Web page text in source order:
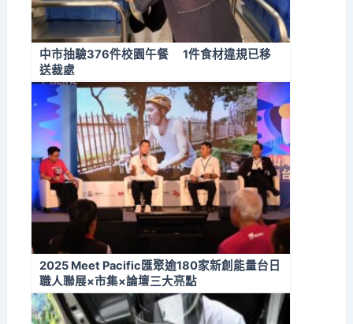
中市抽驗376件校園午餐 1件食材違規已移
送裁處
2025 Meet Pacific匯聚逾180家新創能量台日
職人聯展×市集×論壇三大亮點